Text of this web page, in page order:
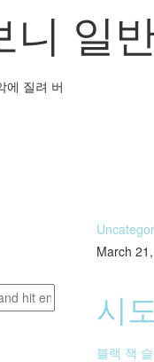
니 일
에 질려 버
March
시
블랙 잭